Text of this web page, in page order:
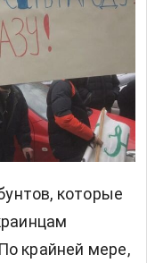
которые
крайней мере,